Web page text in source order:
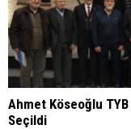
Ahmet Köseoğlu
Seçildi